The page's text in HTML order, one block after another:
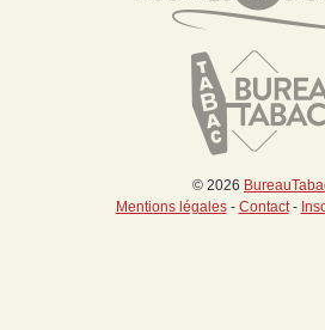
© 2026
Mentions légales- Contact-